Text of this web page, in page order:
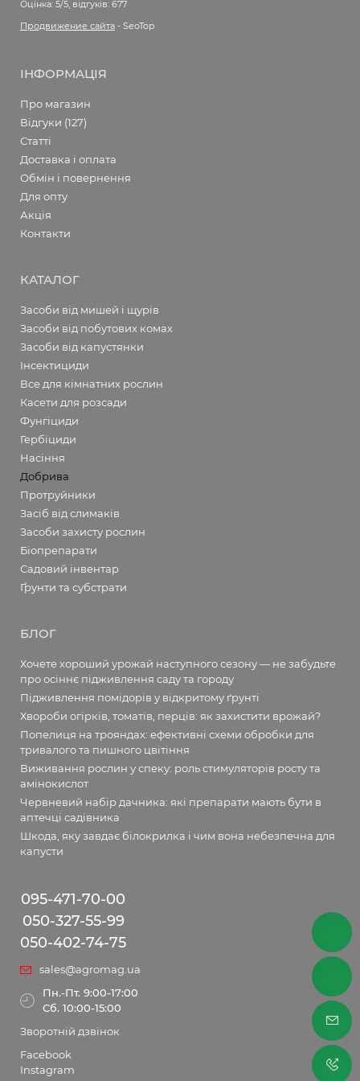
Оцінка: 5/5, відгуків: 677
Продвижение сайта - SeoTop
ІНФОРМАЦІЯ
Про магазин
Відгуки (127)
Статті
Доставка і оплата
Обмін і повернення
Для опту
Акція
Контакти
КАТАЛОГ
Засоби від мишей і щурів
Засоби від побутових комах
Засоби від капустянки
Інсектициди
Все для кімнатних рослин
Касети для розсади
Фунгіциди
Гербіциди
Насіння
Добрива
Протруйники
Засіб від слимаків
Засоби захисту рослин
Біопрепарати
Садовий інвентар
Ґрунти та субстрати
БЛОГ
Хочете хороший урожай наступного сезону — не забудьте
про осіннє підживлення саду та городу
Підживлення помідорів у відкритому ґрунті
Хвороби огірків, томатів, перців: як захистити врожай?
Попелиця на трояндах: ефективні схеми обробки для
тривалого та пишного цвітіння
Виживання рослин у спеку: роль стимуляторів росту та
амінокислот
Червневий набір дачника: які препарати мають бути в
аптечці садівника
Шкода, яку завдає білокрилка і чим вона небезпечна для
капусти
095-471-70-00
050-327-55-99
050-402-74-75
sales@agromag.ua
Пн.-Пт. 9:00-17:00
Сб. 10:00-15:00
Зворотній дзвінок
Facebook
Instagram